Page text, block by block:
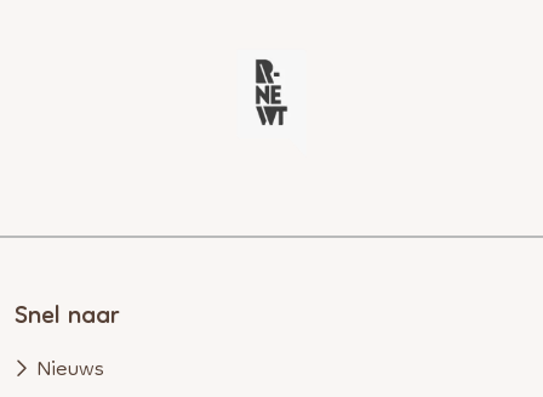
Snel naar
Nieuws